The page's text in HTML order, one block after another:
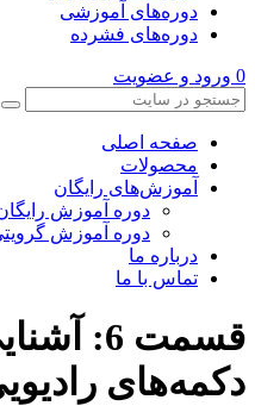
دوره‌های آموزشی
دوره‌های فشرده
0 ورود و عضویت
صفحه اصلی
محصولات
آموزش‌های رایگان
دوره آموزش
دوره آموزش
درباره ما
تماس با ما
قسمت 6:
دکمه‌های